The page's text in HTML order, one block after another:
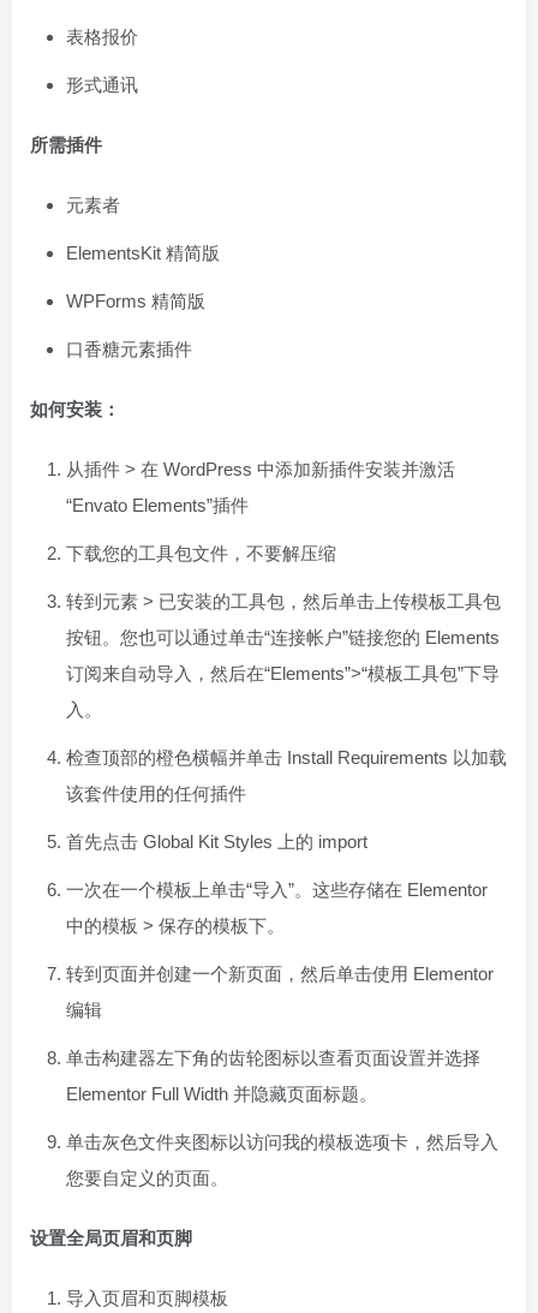
表格报价
形式通讯
所需插件
元素者
ElementsKit 精简版
WPForms 精简版
口香糖元素插件
如何安装：
从插件 > 在 WordPress 中添加新插件安装并激活
“Envato Elements”插件
下载您的工具包文件，不要解压缩
转到元素 > 已安装的工具包，然后单击上传模板工具包
按钮。您也可以通过单击“连接帐户”链接您的 Elements
订阅来自动导入，然后在“Elements”>“模板工具包”下导
入。
检查顶部的橙色横幅并单击 Install Requirements 以加载
该套件使用的任何插件
首先点击 Global Kit Styles 上的 import
一次在一个模板上单击“导入”。这些存储在 Elementor
中的模板 > 保存的模板下。
转到页面并创建一个新页面，然后单击使用 Elementor
编辑
单击构建器左下角的齿轮图标以查看页面设置并选择
Elementor Full Width 并隐藏页面标题。
单击灰色文件夹图标以访问我的模板选项卡，然后导入
您要自定义的页面。
设置全局页眉和页脚
导入页眉和页脚模板